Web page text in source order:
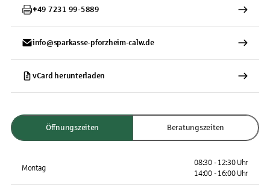
+49 7231 99-5889
info@sparkasse-pforzheim-calw.de
vCard herunterladen
Öffnungszeiten Beratungszeiten
Montag
08:30 - 12:30 Uhr
14:00 - 16:00 Uhr